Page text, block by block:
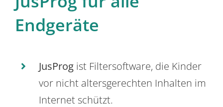
Endgeräte
JusProg ist Filtersoftware, die Kinder
vor nicht altersgerechten Inhalten im
Internet schützt.